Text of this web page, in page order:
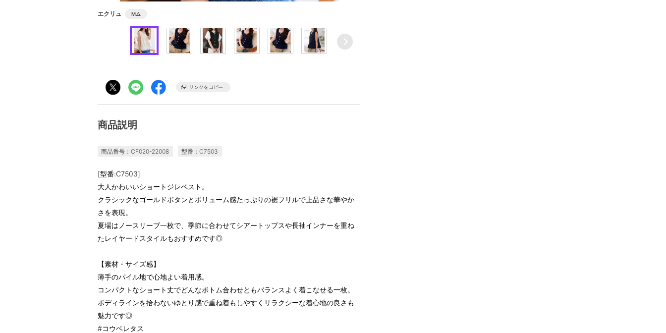
エクリュ M△
商品説明
商品番号：CF020-22008 型番：C7503
[型番:C7503]
大人かわいいショートジレベスト。
クラシックなゴールドボタンとボリューム感たっぷりの裾フリルで上品さな華やか
さを表現。
夏場はノースリーブ一枚で、季節に合わせてシアートップスや長袖インナーを重ね
たレイヤードスタイルもおすすめです◎
【素材・サイズ感】
薄手のパイル地で心地よい着用感。
コンパクトなショート丈でどんなボトム合わせともバランスよく着こなせる一枚。
ボディラインを拾わないゆとり感で重ね着もしやすくリラクシーな着心地の良さも
魅力です◎
#コウベレタス